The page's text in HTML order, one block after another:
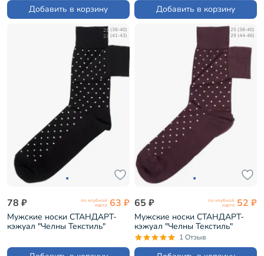
Добавить в корзину Добавить в корзину
25 (38-40)
27 (41-43)
78 ₽ по клубной
карте 63 ₽
Мужские носки СТАНДАРТ-
кэжуал "Челны Текстиль"
К1)
25 (38-40)
29 (44-46)
65 ₽ по клубной
карте 52 ₽
Мужские носки СТАНДАРТ-
кэжуал "Челны Текстиль"
КОРИЧНЕВЫЕ (без этикеток)
(L34-К1)
1 Отзыв